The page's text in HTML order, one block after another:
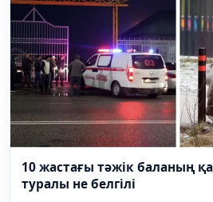
10 жастағы тәжік баланың
туралы не белгілі